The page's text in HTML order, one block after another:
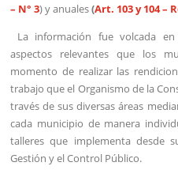
– N° 3) y anuales(Art. 103 y 104 –
La información fue volcada
aspectos relevantes que los
momento de realizar las
trabajo que el Organismo de la
través de sus diversas áreas
cada municipio de manera
talleres que implementa desde
Gestión y el Control Público.